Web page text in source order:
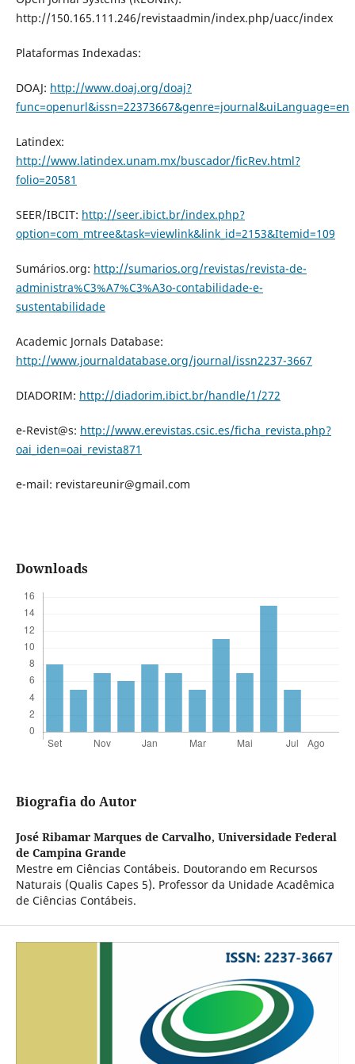
http://150.165.111.246/revistaadmin/index.php/uacc/index
Plataformas Indexadas:
DOAJ: http://www.doaj.org/doaj?
func=openurl&issn=22373667&genre=journal&uiLanguage=en
Latindex:
http://www.latindex.unam.mx/buscador/ficRev.html?
folio=20581
SEER/IBCIT: http://seer.ibict.br/index.php?
option=com_mtree&task=viewlink&link_id=2153&Itemid=109
Sumários.org: http://sumarios.org/revistas/revista-de-
administra%C3%A7%C3%A3o-contabilidade-e-
sustentabilidade
Academic Jornals Database:
http://www.journaldatabase.org/journal/issn2237-3667
DIADORIM: http://diadorim.ibict.br/handle/1/272
e-Revist@s: http://www.erevistas.csic.es/ficha_revista.php?
oai_iden=oai_revista871
e-mail: revistareunir@gmail.com
Downloads
Biografia do Autor
José Ribamar Marques de Carvalho, Universidade Federal
de Campina Grande
Mestre em Ciências Contábeis. Doutorando em Recursos
Naturais (Qualis Capes 5). Professor da Unidade Acadêmica
de Ciências Contábeis.